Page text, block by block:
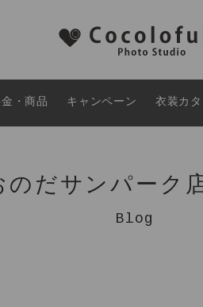
・商品 キャンペーン 衣装カ
のだサンパーク
Blog